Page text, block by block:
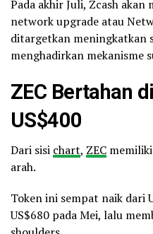
Pada akhir Juli, Zcash
network upgrade atau
ditargetkan meningkatkan
menghadirkan mekanisme
ZEC Bertahan
US$400
Dari sisi chart, ZEC
arah.
Token ini sempat naik dari
US$680 pada Mei, lalu